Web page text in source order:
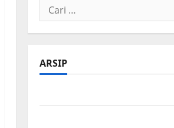
Cari
untuk:
ARSIP